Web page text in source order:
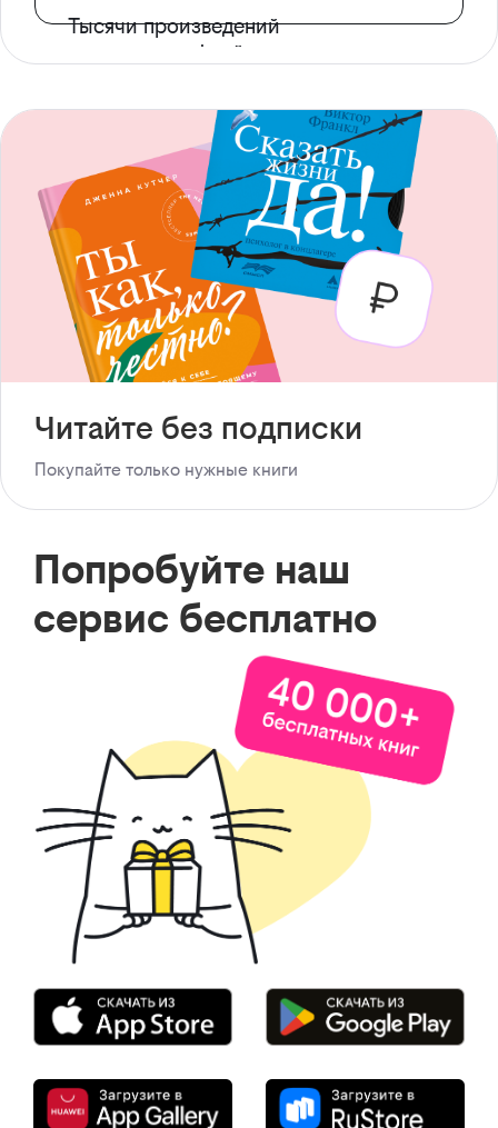
Тысячи произведений
с доступом офлайн
Читайте без подписки
Покупайте только нужные книги
Попробуйте наш
сервис бесплатно